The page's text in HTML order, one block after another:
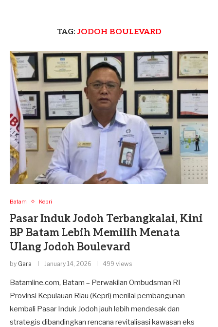
TAG:JODOH BOULEVARD
Batam Kepri
Pasar Induk Jodoh Terbangkalai, Kini
BP Batam Lebih Memilih Menata
Ulang Jodoh Boulevard
by Gara January 14, 2026 499 views
Batamline.com, Batam – Perwakilan Ombudsman RI
Provinsi Kepulauan Riau (Kepri) menilai pembangunan
kembali Pasar Induk Jodoh jauh lebih mendesak dan
strategis dibandingkan rencana revitalisasi kawasan eks